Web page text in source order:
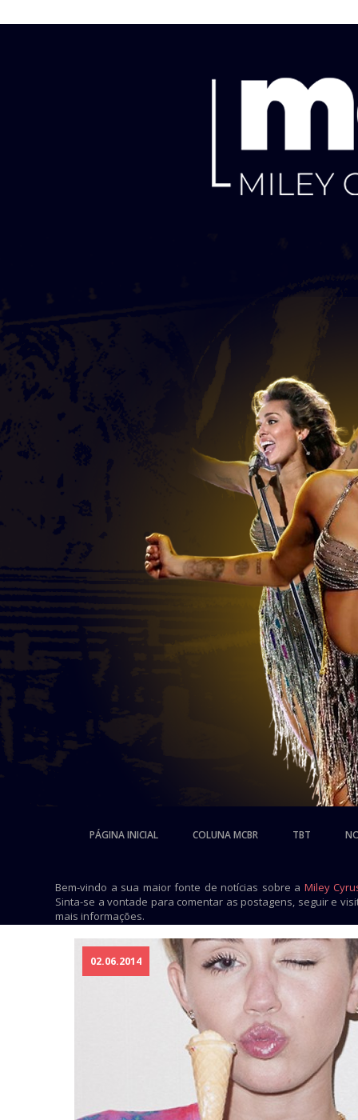
PÁGINA INICIAL COLUNA MCBR TBT
Bem-vindo a sua maior fonte de notícias sobre a Miley
Sinta-se a vontade para comentar as postagens, seguir e
mais informações.
02.06.2014